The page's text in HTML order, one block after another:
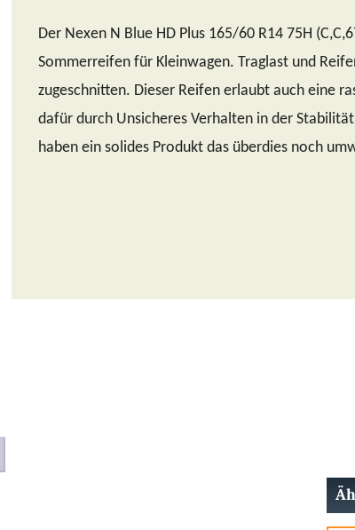
Der Nexen N Blue HD Plus 165/60 R14 75H
Sommerreifen für Kleinwagen. Traglast und
zugeschnitten. Dieser Reifen erlaubt auch eine
dafür durch Unsicheres Verhalten in der
haben ein solides Produkt das überdies noch